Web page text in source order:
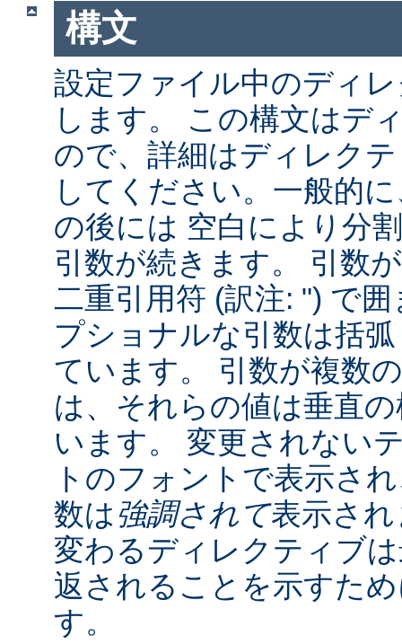
構文
設定ファイル中のディ
します。 この構文はデ
ので、詳細はディレク
してください。一般的
の後には 空白により分
引数が続きます。 引数
二重引用符 (訳注: ") で
プショナルな引数は括
ています。 引数が複数
は、それらの値は垂直
います。 変更されない
トのフォントで表示さ
数は強調されて表示さ
変わるディレクティブ
返されることを示すた
す。